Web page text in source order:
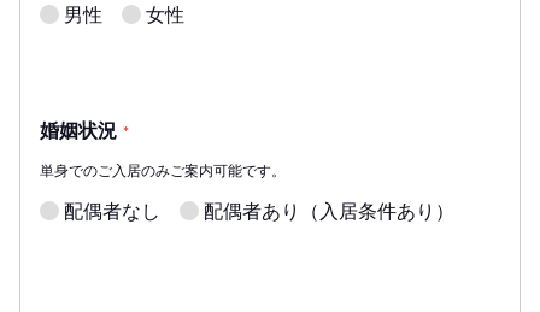
男性 女性
婚姻状況 *
単身でのご入居のみご案内可能です。
配偶者なし 配偶者あり（入居条件あり）